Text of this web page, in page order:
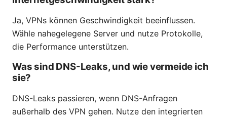
Ja, VPNs können Geschwindigkeit beeinflussen.
Wähle nahegelegene Server und nutze Protokolle,
die Performance unterstützen.
Was sind DNS-Leaks, und wie vermeide ich
sie?
DNS-Leaks passieren, wenn DNS-Anfragen
außerhalb des VPN gehen. Nutze den integrierten